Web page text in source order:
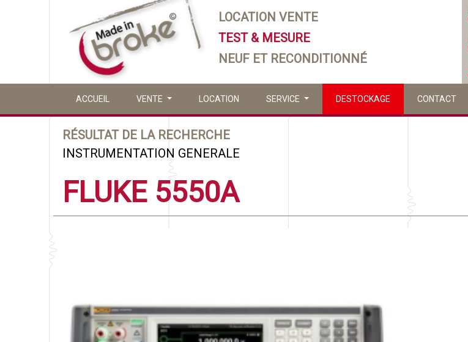
LOCATION VENTE
TEST & MESURE
NEUF ET RECONDITIONNÉ
ACCUEIL VENTE LOCATION SERVICE DESTOCKAGE CONTACT
RÉSULTAT DE LA RECHERCHE
INSTRUMENTATION GENERALE
FLUKE 5550A